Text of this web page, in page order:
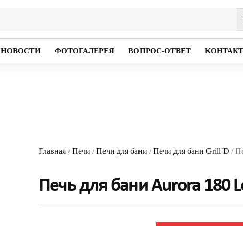
НОВОСТИ ФОТОГАЛЕРЕЯ ВОПРОС-ОТВЕТ
Главная/Печи /Печи для бани /Печи для бани Grill`D /
Печь для бани Aurora 180